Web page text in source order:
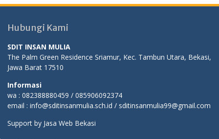
Hubungi Kami
SDIT INSAN MULIA
The Palm Green Residence Sriamur, Kec. Tambun Utara, Bekasi,
Jawa Barat 17510
Informasi
wa : 082388880459 / 085906092374
email : info@sditinsanmulia.sch.id / sditinsanmulia99@gmail.com
Support by Jasa Web Bekasi